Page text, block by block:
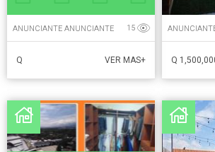
ANUNCIANTE ANUNCIANTE 15
Q VER MAS+ Q